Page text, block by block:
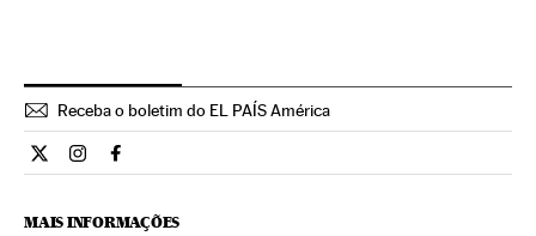
Receba o boletim do EL PAÍS América
Internacional El País Brasil en Twitter
Internacional El País Brasil en Instagram
Internacional El País Brasil en Facebook
MAIS INFORMAÇÕES